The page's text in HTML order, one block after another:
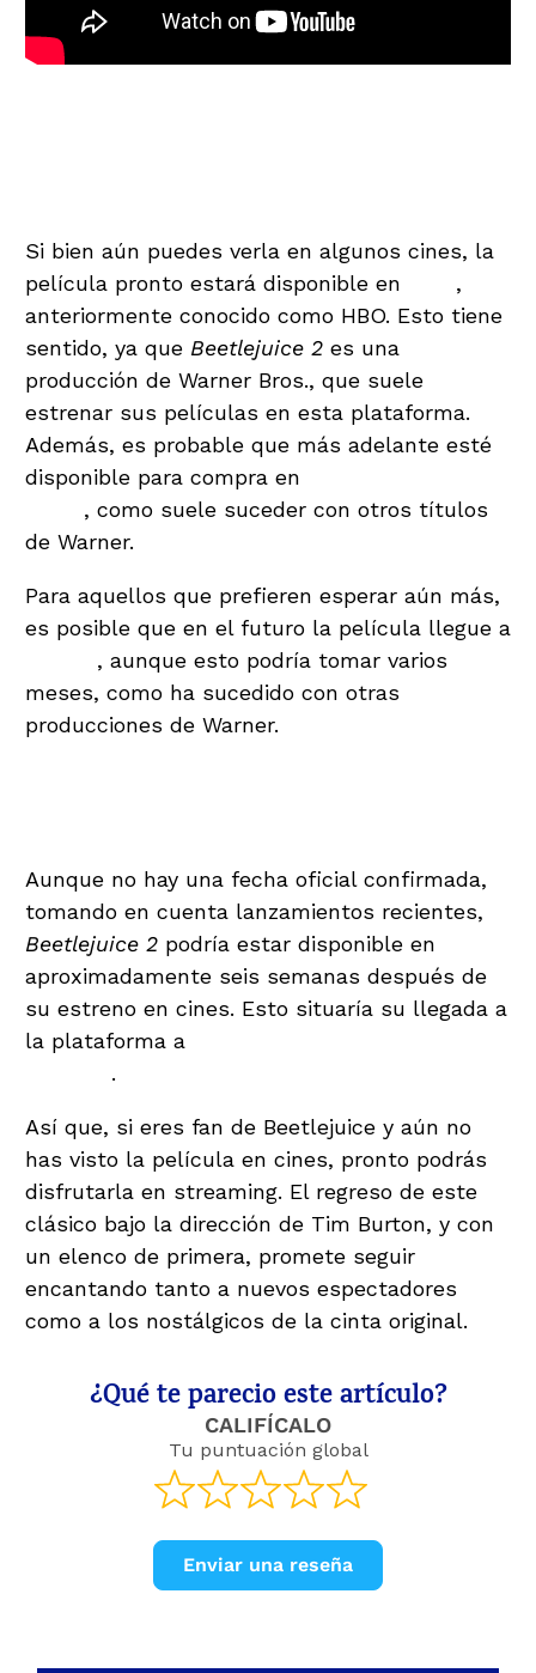
Si bien aún puedes verla en algunos cines, la
película pronto estará disponible en
,
anteriormente conocido como HBO. Esto tiene
sentido, ya que Beetlejuice 2 es una
producción de Warner Bros., que suele
estrenar sus películas en esta plataforma.
Además, es probable que más adelante esté
disponible para compra en
, como suele suceder con otros títulos
de Warner.
Para aquellos que prefieren esperar aún más,
es posible que en el futuro la película llegue a
, aunque esto podría tomar varios
meses, como ha sucedido con otras
producciones de Warner.
Aunque no hay una fecha oficial confirmada,
tomando en cuenta lanzamientos recientes,
Beetlejuice 2 podría estar disponible en
aproximadamente seis semanas después de
su estreno en cines. Esto situaría su llegada a
la plataforma a
.
Así que, si eres fan de Beetlejuice y aún no
has visto la película en cines, pronto podrás
disfrutarla en streaming. El regreso de este
clásico bajo la dirección de Tim Burton, y con
un elenco de primera, promete seguir
encantando tanto a nuevos espectadores
como a los nostálgicos de la cinta original.
¿Qué te parecio este artículo?
CALIFÍCALO
Tu puntuación global
Enviar una reseña